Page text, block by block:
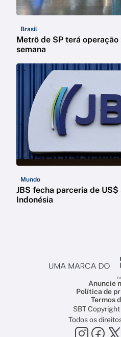
Brasil
Metrô de SP terá
semana
Mundo
JBS fecha parceria de
Indonésia
Anuncie
Política de
Termos
SBT
Todos os